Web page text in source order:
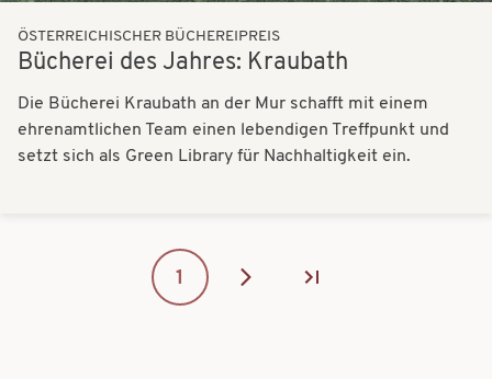
ÖSTERREICHISCHER BÜCHEREIPREIS
Bücherei des Jahres: Kraubath
Die Bücherei Kraubath an der Mur schafft mit einem
ehrenamtlichen Team einen lebendigen Treffpunkt und
setzt sich als Green Library für Nachhaltigkeit ein.
SEITENNUMMERIERUNG
Page
1